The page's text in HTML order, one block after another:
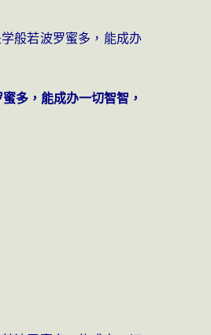
般若波罗蜜多，能成办
多，能成办一切智智，